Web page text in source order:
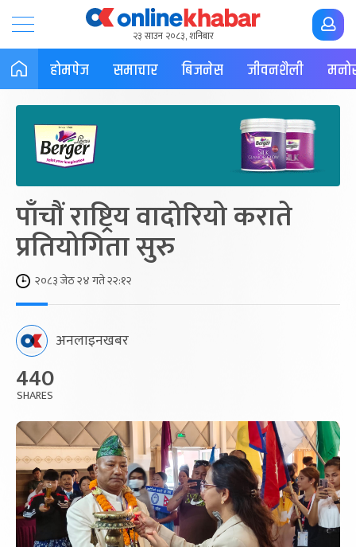
२३ साउन २०८३, शनिबार
होमपेज समाचार बिजनेस जीवनशैली
पाँचौं राष्ट्रिय वादोरियो कराते
प्रतियोगिता सुरु
२०८३ जेठ २४ गते २२:१२
अनलाइनखबर
440
SHARES